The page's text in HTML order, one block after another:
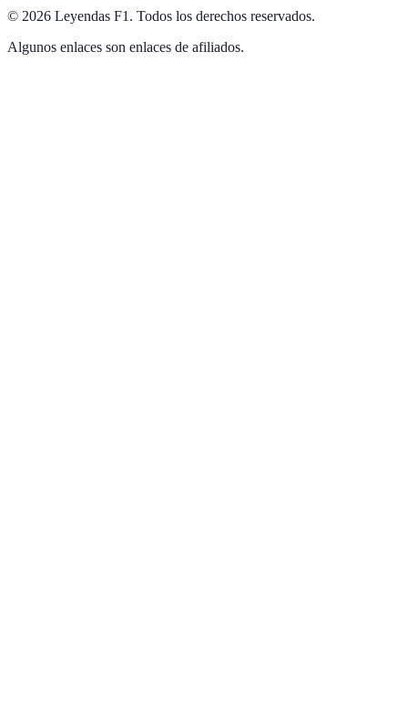
© 2026 Leyendas F1 . Todos los derechos reservados.
Algunos enlaces son enlaces de afiliados.